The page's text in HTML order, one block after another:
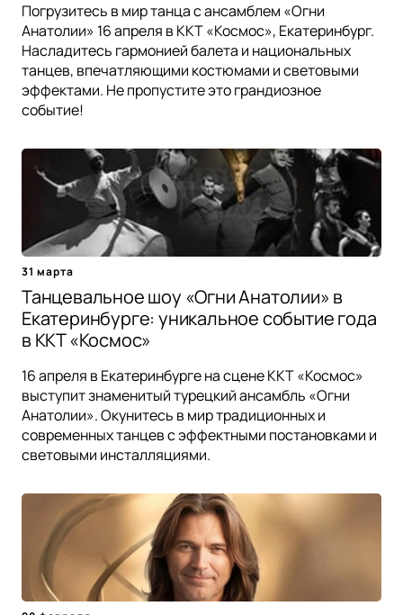
Погрузитесь в мир танца с ансамблем «Огни
Анатолии» 16 апреля в ККТ «Космос», Екатеринбург.
Насладитесь гармонией балета и национальных
танцев, впечатляющими костюмами и световыми
эффектами. Не пропустите это грандиозное
событие!
31 марта
Танцевальное шоу «Огни Анатолии» в
Екатеринбурге: уникальное событие года
в ККТ «Космос»
16 апреля в Екатеринбурге на сцене ККТ «Космос»
выступит знаменитый турецкий ансамбль «Огни
Анатолии». Окунитесь в мир традиционных и
современных танцев с эффектными постановками и
световыми инсталляциями.